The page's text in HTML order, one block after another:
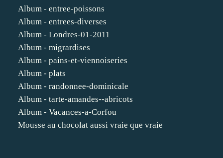
Album - entree-poissons
Album - entrees-diverses
Album - Londres-01-2011
Album - migrardises
Album - pains-et-viennoiseries
Album - plats
Album - randonnee-dominicale
Album - tarte-amandes--abricots
Album - Vacances-a-Corfou
Mousse au chocolat aussi vraie que vraie